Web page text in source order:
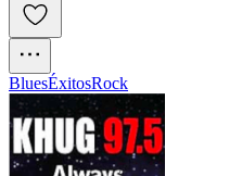
BluesÉxitosRock